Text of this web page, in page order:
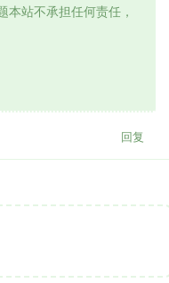
本站不承担任何责任，
回复